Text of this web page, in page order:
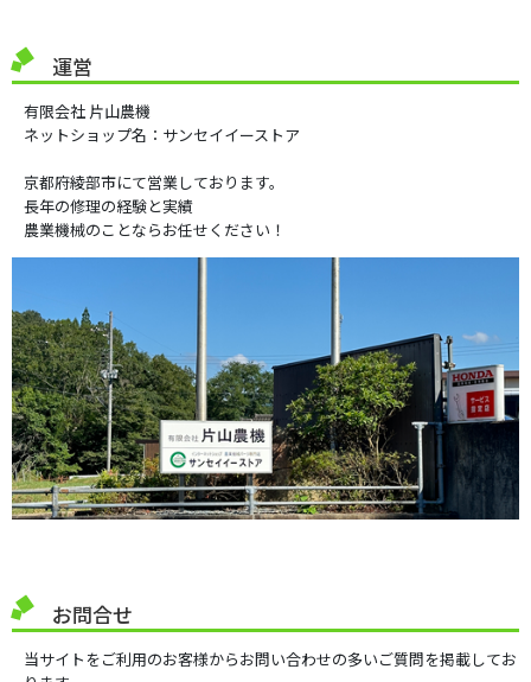
運営
有限会社 片山農機
ネットショップ名：サンセイイーストア
京都府綾部市にて営業しております。
長年の修理の経験と実績
農業機械のことならお任せください！
お問合せ
当サイトをご利用のお客様からお問い合わせの多いご質問を掲載してお